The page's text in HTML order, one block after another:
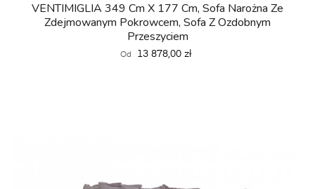
VENTIMIGLIA 349 Cm X 177 Cm, Sofa Narożna Ze
Zdejmowanym Pokrowcem, Sofa Z Ozdobnym
Przeszyciem
Od Cena
13 878,00 zł